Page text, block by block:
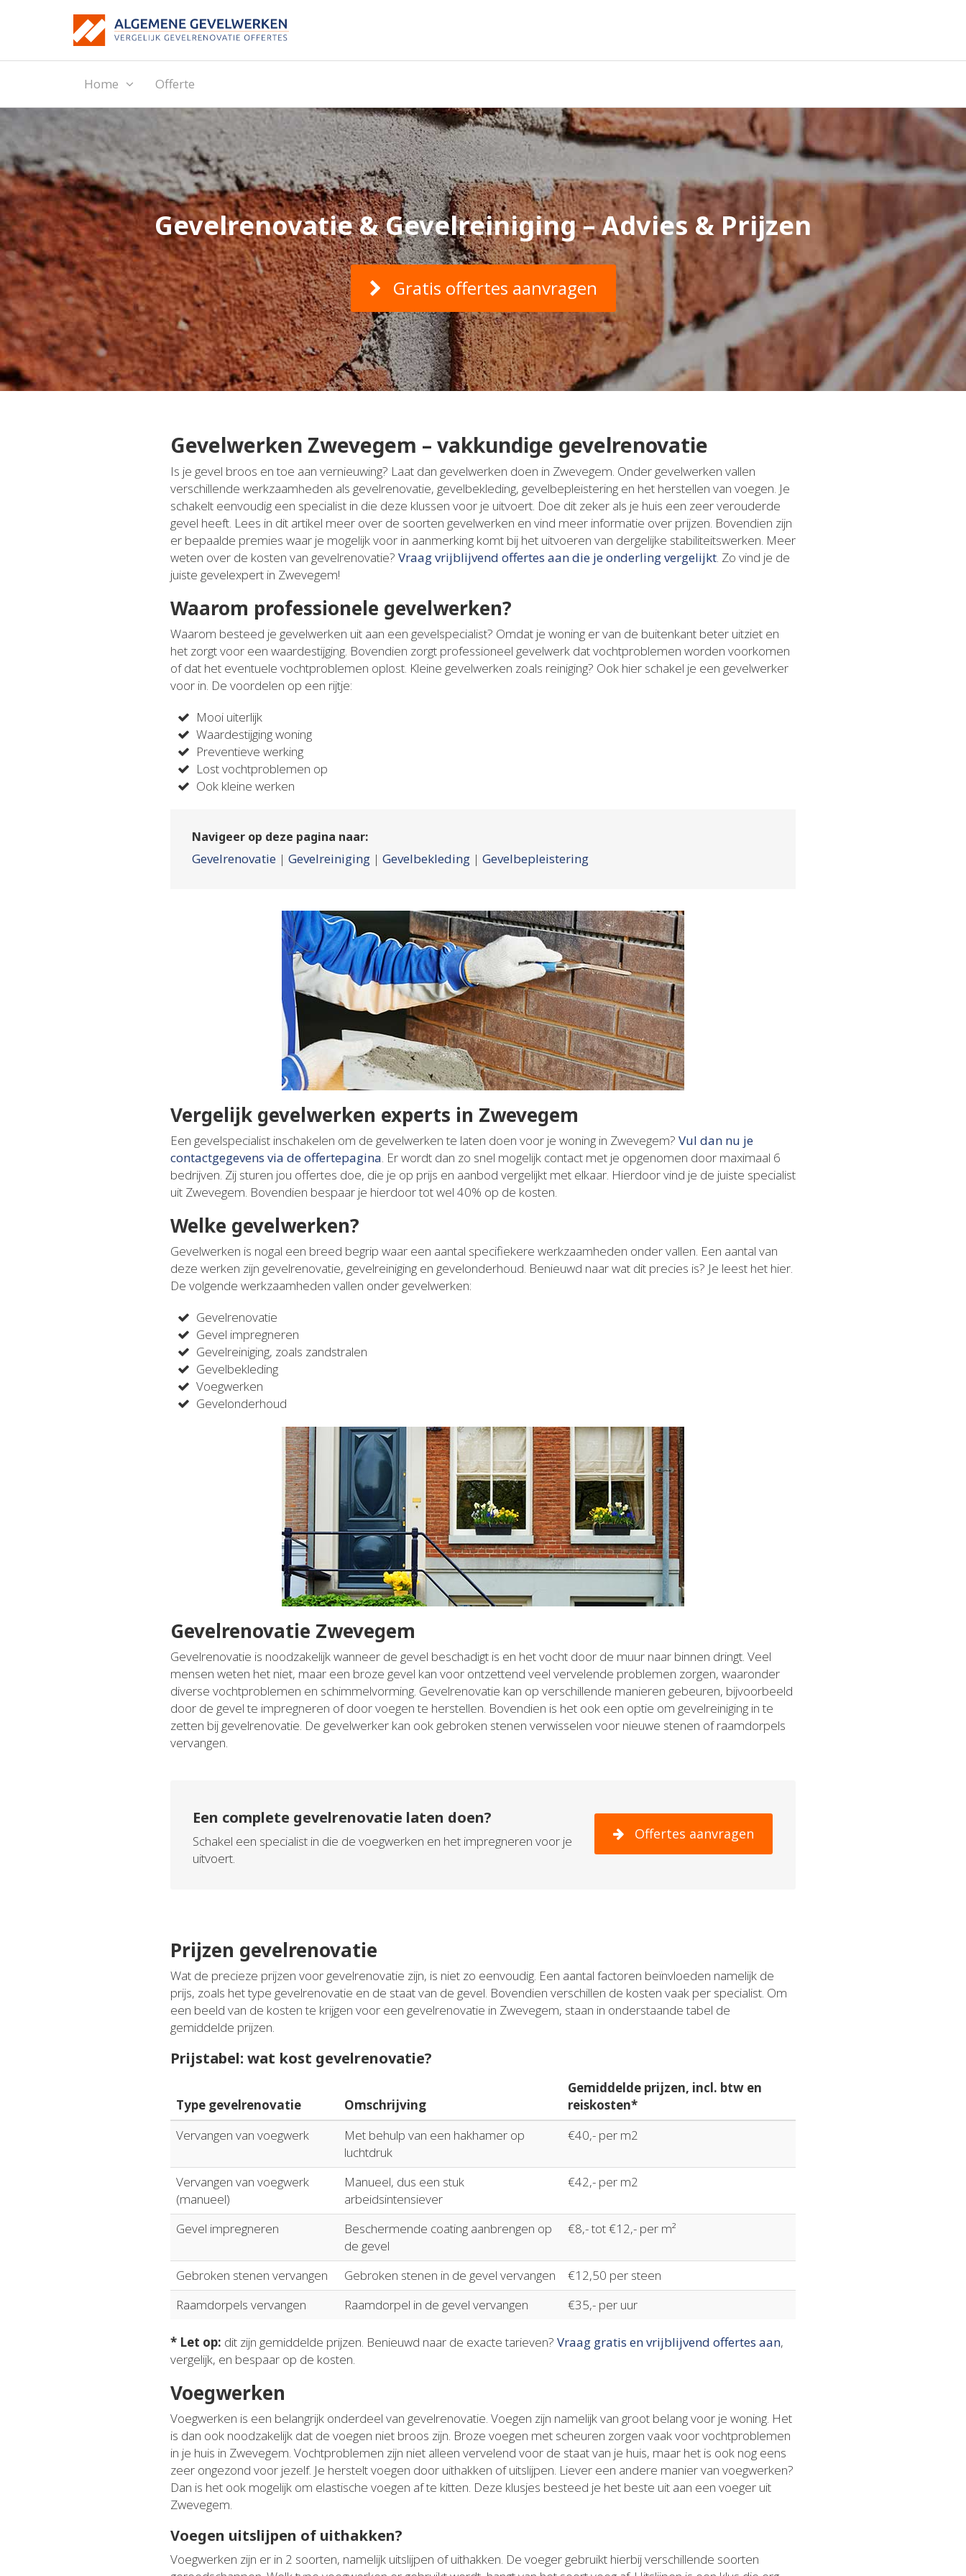
Home Offerte
Gevelrenovatie & Gevelreiniging – Advies & Prijzen
Gratis offertes aanvragen
Gevelwerken Zwevegem – vakkundige gevelrenovatie
Is je gevel broos en toe aan vernieuwing? Laat dan gevelwerken doen in Zwevegem. Onder gevelwerken vallen
verschillende werkzaamheden als gevelrenovatie, gevelbekleding, gevelbepleistering en het herstellen van voegen. Je
schakelt eenvoudig een specialist in die deze klussen voor je uitvoert. Doe dit zeker als je huis een zeer verouderde
gevel heeft. Lees in dit artikel meer over de soorten gevelwerken en vind meer informatie over prijzen. Bovendien zijn
er bepaalde premies waar je mogelijk voor in aanmerking komt bij het uitvoeren van dergelijke stabiliteitswerken. Meer
weten over de kosten van gevelrenovatie? Vraag vrijblijvend offertes aan die je onderling vergelijkt. Zo vind je de
juiste gevelexpert in Zwevegem!
Waarom professionele gevelwerken?
Waarom besteed je gevelwerken uit aan een gevelspecialist? Omdat je woning er van de buitenkant beter uitziet en
het zorgt voor een waardestijging. Bovendien zorgt professioneel gevelwerk dat vochtproblemen worden voorkomen
of dat het eventuele vochtproblemen oplost. Kleine gevelwerken zoals reiniging? Ook hier schakel je een gevelwerker
voor in. De voordelen op een rijtje:
Mooi uiterlijk
Waardestijging woning
Preventieve werking
Lost vochtproblemen op
Ook kleine werken
Navigeer op deze pagina naar:
Gevelrenovatie | Gevelreiniging | Gevelbekleding | Gevelbepleistering
Vergelijk gevelwerken experts in Zwevegem
Een gevelspecialist inschakelen om de gevelwerken te laten doen voor je woning in Zwevegem? Vul dan nu je
contactgegevens via de offertepagina. Er wordt dan zo snel mogelijk contact met je opgenomen door maximaal 6
bedrijven. Zij sturen jou offertes doe, die je op prijs en aanbod vergelijkt met elkaar. Hierdoor vind je de juiste specialist
uit Zwevegem. Bovendien bespaar je hierdoor tot wel 40% op de kosten.
Welke gevelwerken?
Gevelwerken is nogal een breed begrip waar een aantal specifiekere werkzaamheden onder vallen. Een aantal van
deze werken zijn gevelrenovatie, gevelreiniging en gevelonderhoud. Benieuwd naar wat dit precies is? Je leest het hier.
De volgende werkzaamheden vallen onder gevelwerken:
Gevelrenovatie
Gevel impregneren
Gevelreiniging, zoals zandstralen
Gevelbekleding
Voegwerken
Gevelonderhoud
Gevelrenovatie Zwevegem
Gevelrenovatie is noodzakelijk wanneer de gevel beschadigt is en het vocht door de muur naar binnen dringt. Veel
mensen weten het niet, maar een broze gevel kan voor ontzettend veel vervelende problemen zorgen, waaronder
diverse vochtproblemen en schimmelvorming. Gevelrenovatie kan op verschillende manieren gebeuren, bijvoorbeeld
door de gevel te impregneren of door voegen te herstellen. Bovendien is het ook een optie om gevelreiniging in te
zetten bij gevelrenovatie. De gevelwerker kan ook gebroken stenen verwisselen voor nieuwe stenen of raamdorpels
vervangen.
Een complete gevelrenovatie laten doen?
Schakel een specialist in die de voegwerken en het impregneren voor je
uitvoert.
Offertes aanvragen
Prijzen gevelrenovatie
Wat de precieze prijzen voor gevelrenovatie zijn, is niet zo eenvoudig. Een aantal factoren beïnvloeden namelijk de
prijs, zoals het type gevelrenovatie en de staat van de gevel. Bovendien verschillen de kosten vaak per specialist. Om
een beeld van de kosten te krijgen voor een gevelrenovatie in Zwevegem, staan in onderstaande tabel de
gemiddelde prijzen.
Prijstabel: wat kost gevelrenovatie?
Type gevelrenovatie Omschrijving
Gemiddelde prijzen, incl. btw en
reiskosten*
Vervangen van voegwerk
Met behulp van een hakhamer op
luchtdruk
€40,- per m2
Vervangen van voegwerk
(manueel)
Manueel, dus een stuk
arbeidsintensiever
€42,- per m2
Gevel impregneren
Beschermende coating aanbrengen op
de gevel
€8,- tot €12,- per m²
Gebroken stenen vervangen Gebroken stenen in de gevel vervangen
€12,50 per steen
Raamdorpels vervangen
Raamdorpel in de gevel vervangen €35,- per uur
* Let op: dit zijn gemiddelde prijzen. Benieuwd naar de exacte tarieven? Vraag gratis en vrijblijvend offertes aan,
vergelijk, en bespaar op de kosten.
Voegwerken
Voegwerken is een belangrijk onderdeel van gevelrenovatie. Voegen zijn namelijk van groot belang voor je woning. Het
is dan ook noodzakelijk dat de voegen niet broos zijn. Broze voegen met scheuren zorgen vaak voor vochtproblemen
in je huis in Zwevegem. Vochtproblemen zijn niet alleen vervelend voor de staat van je huis, maar het is ook nog eens
zeer ongezond voor jezelf. Je herstelt voegen door uithakken of uitslijpen. Liever een andere manier van voegwerken?
Dan is het ook mogelijk om elastische voegen af te kitten. Deze klusjes besteed je het beste uit aan een voeger uit
Zwevegem.
Voegen uitslijpen of uithakken?
Voegwerken zijn er in 2 soorten, namelijk uitslijpen of uithakken. De voeger gebruikt hierbij verschillende soorten